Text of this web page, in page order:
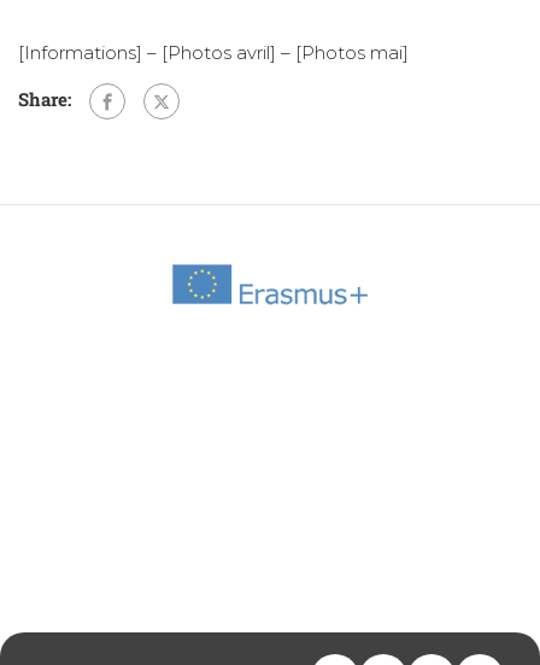
[Informations] – [Photos avril] – [Photos mai]
Share: